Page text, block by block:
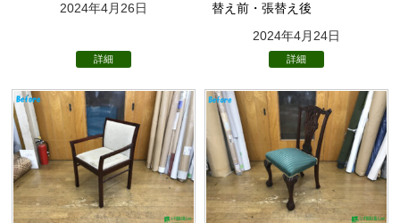
2024年4月26日
詳細
替え前・張替え後
2024年4月24日
詳細